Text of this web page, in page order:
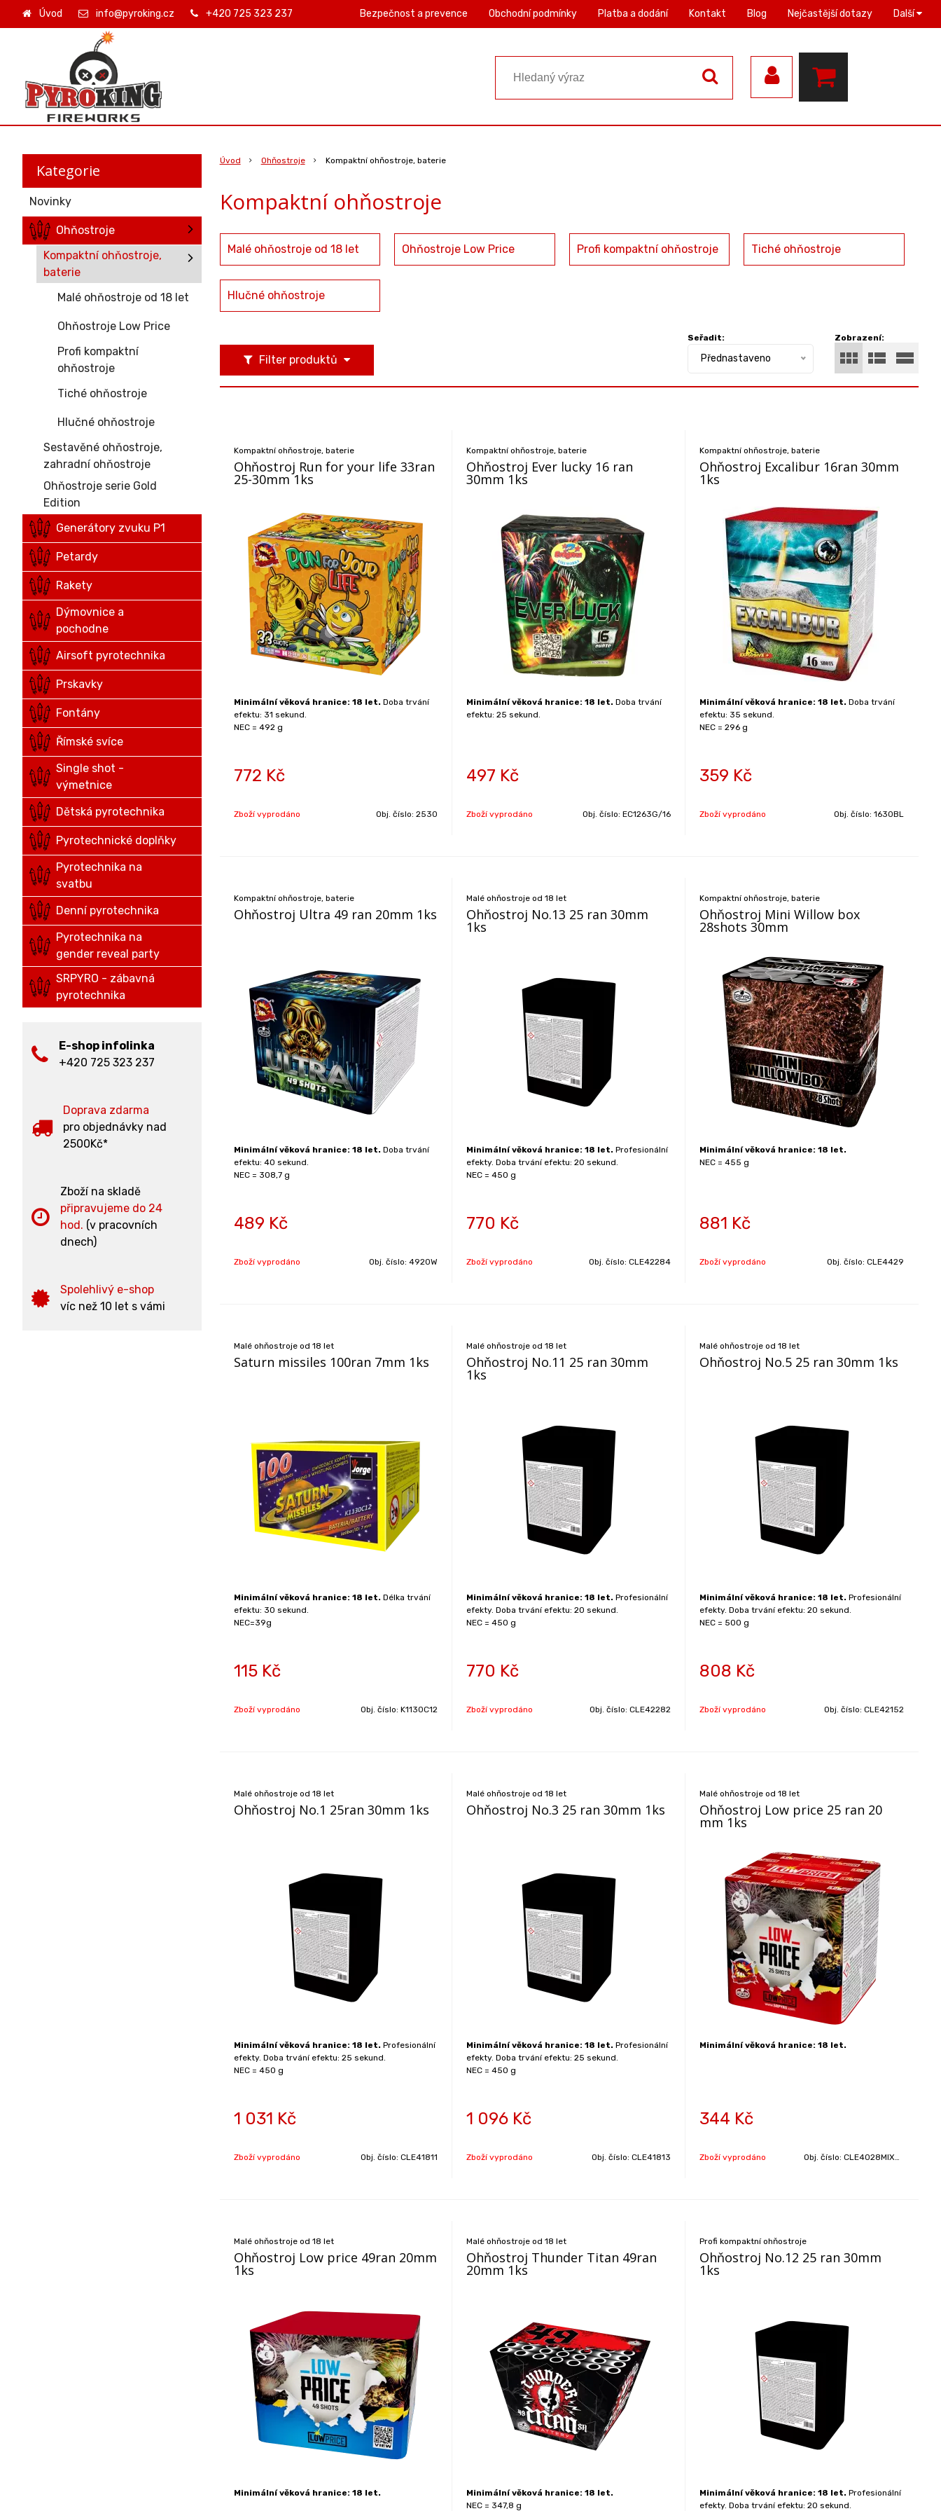
Úvod info@pyroking.cz +420 725 323 237 Bezpečnost a prevence Obchodní podmínky Platba a dodání Kontakt Blog Nejčastější dotazy Další
Úvod Ohňostroje Kompaktní ohňostroje, baterie
Kompaktní ohňostroje
Malé ohňostroje od 18 let Ohňostroje Low Price Profi kompaktní ohňostroje Tiché ohňostroje
Hlučné ohňostroje
Filter produktů
Zobrazení:
Seřadit:
Přednastaveno
Kompaktní ohňostroje, baterie
Ohňostroj Run for your life 33ran
25-30mm 1ks
Minimální věková hranice: 18 let. Doba trvání
efektu: 31 sekund.
NEC = 492 g
772 Kč
Zboží vyprodáno Obj. číslo:2530
Kompaktní ohňostroje, baterie
Ohňostroj Ever lucky 16 ran
30mm 1ks
Minimální věková hranice: 18 let. Doba trvání
efektu: 25 sekund.
497 Kč
Zboží vyprodáno Obj. číslo:EC1263G/16
Kompaktní ohňostroje, baterie
Ohňostroj Excalibur 16ran 30mm
1ks
Minimální věková hranice: 18 let. Doba trvání
efektu: 35 sekund.
NEC = 296 g
359 Kč
Zboží vyprodáno Obj. číslo: 1630BL
Kompaktní ohňostroje, baterie
Ohňostroj Ultra 49 ran 20mm 1ks
Minimální věková hranice: 18 let. Doba trvání
efektu: 40 sekund.
NEC = 308,7 g
489 Kč
Zboží vyprodáno Obj. číslo:4920W
Malé ohňostroje od 18 let
Ohňostroj No.13 25 ran 30mm
1ks
Minimální věková hranice: 18 let. Profesionální
efekty. Doba trvání efektu: 20 sekund.
NEC = 450 g
770 Kč
Zboží vyprodáno Obj. číslo:CLE42284
Kompaktní ohňostroje, baterie
Ohňostroj Mini Willow box
28shots 30mm
Minimální věková hranice: 18 let.
NEC = 455 g
881 Kč
Zboží vyprodáno Obj. číslo: CLE4429
Malé ohňostroje od 18 let
Saturn missiles 100ran 7mm 1ks
Minimální věková hranice: 18 let. Délka trvání
efektu: 30 sekund.
NEC=39g
115 Kč
Zboží vyprodáno Obj. číslo:K1130C12
Malé ohňostroje od 18 let
Ohňostroj No.11 25 ran 30mm
1ks
Minimální věková hranice: 18 let. Profesionální
efekty. Doba trvání efektu: 20 sekund.
NEC = 450 g
770 Kč
Zboží vyprodáno Obj. číslo:CLE42282
Malé ohňostroje od 18 let
Ohňostroj No.5 25 ran 30mm 1ks
Minimální věková hranice: 18 let. Profesionální
efekty. Doba trvání efektu: 20 sekund.
NEC = 500 g
808 Kč
Zboží vyprodáno Obj. číslo: CLE42152
Malé ohňostroje od 18 let
Ohňostroj No.1 25ran 30mm 1ks
Minimální věková hranice: 18 let. Profesionální
efekty. Doba trvání efektu: 25 sekund.
NEC = 450 g
1 031 Kč
Zboží vyprodáno Obj. číslo:CLE41811
Malé ohňostroje od 18 let
Ohňostroj No.3 25 ran 30mm 1ks
Minimální věková hranice: 18 let. Profesionální
efekty. Doba trvání efektu: 25 sekund.
NEC = 450 g
1 096 Kč
Zboží vyprodáno Obj. číslo:CLE41813
Malé ohňostroje od 18 let
Ohňostroj Low price 25 ran 20
mm 1ks
Minimální věková hranice: 18 let.
344 Kč
Zboží vyprodáno Obj. číslo:CLE4028MIXES1
Malé ohňostroje od 18 let
Ohňostroj Low price 49ran 20mm
1ks
Minimální věková hranice: 18 let.
Malé ohňostroje od 18 let
Ohňostroj Thunder Titan 49ran
20mm 1ks
Minimální věková hranice: 18 let.
NEC = 347,8 g
Profi kompaktní ohňostroje
Ohňostroj No.12 25 ran 30mm
1ks
Minimální věková hranice: 18 let. Profesionální
efekty. Doba trvání efektu: 20 sekund.
Kategorie
Novinky
Ohňostroje
Kompaktní ohňostroje,
baterie
Malé ohňostroje od 18 let
Ohňostroje Low Price
Profi kompaktní
ohňostroje
Tiché ohňostroje
Hlučné ohňostroje
Sestavěné ohňostroje,
zahradní ohňostroje
Ohňostroje serie Gold
Edition
Generátory zvuku P1
Petardy
Rakety
Dýmovnice a
pochodne
Airsoft pyrotechnika
Prskavky
Fontány
Římské svíce
Single shot -
výmetnice
Dětská pyrotechnika
Pyrotechnické doplňky
Pyrotechnika na
svatbu
Denní pyrotechnika
Pyrotechnika na
gender reveal party
SRPYRO - zábavná
pyrotechnika
E-shop infolinka
+420 725 323 237
Doprava zdarma
pro objednávky nad
2500Kč*
Zboží na skladě
připravujeme do 24
hod. (v pracovních
dnech)
Spolehlivý e-shop
víc než 10 let s vámi